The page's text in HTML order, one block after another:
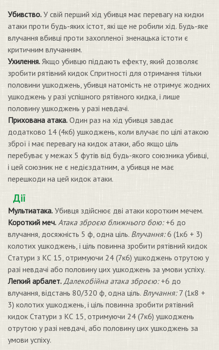
Убивство. У свій перший хід убивця має перевагу на кидки
атаки проти будь-яких істот, які ще не робили хід. Будь-яке
влучання вбивці проти захопленої зненацька істоти є
критичним влучанням.
Ухилення. Якщо убивцю піддають ефекту, який дозволяє
зробити рятівний кидок Спритності для отримання тільки
половини ушкоджень, убивця натомість не отримує жодних
ушкоджень у разі успішного рятівного кидка, і лише
половину ушкоджень у разі невдачі.
Прихована атака. Один раз на хід убивця завдає
додатково 14 (4к6) ушкоджень, коли влучає по цілі атакою
зброї і має перевагу на кидок атаки, або якщо ціль
перебуває у межах 5 футів від будь-якого союзника убивці,
і цей союзник не є недієздатним, а убивця не має
перешкоди на цей кидок атаки.
Дії
Мультиатака. Убивця здійснює дві атаки коротким мечем.
Короткий меч. Атака зброєю ближнього бою:+6 до
влучання, досяжність 5 ф, одна ціль. Влучання:6 (1к6 + 3)
колотих ушкоджень, і ціль повинна зробити рятівний кидок
Статури з КС 15, отримуючи 24 (7к6) ушкоджень отрутою у
разі невдачі або половину цих ушкоджень за умови успіху.
Легкий арбалет. Далекобійна атака зброєю:+6 до
влучання, відстань 80/320 ф, одна ціль. Влучання:7 (1к8 +
3) колотих ушкоджень, і ціль повинна зробити рятівний
кидок Статури з КС 15, отримуючи 24 (7к6) ушкоджень
отрутою у разі невдачі, або половину цих ушкоджень за
умови успіху.